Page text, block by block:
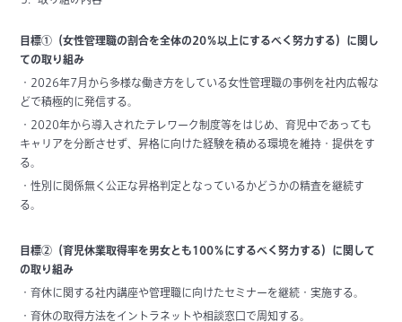
目標①（女性管理職の割合を全体の20％以上にするべく努力する）に関し
ての取り組み
・2026年7月から多様な働き方をしている女性管理職の事例を社内広報な
どで積極的に発信する。
・2020年から導入されたテレワーク制度等をはじめ、育児中であっても
キャリアを分断させず、昇格に向けた経験を積める環境を維持・提供をす
る。
・性別に関係無く公正な昇格判定となっているかどうかの精査を継続す
る。
目標②（育児休業取得率を男女とも100％にするべく努力する）に関して
の取り組み
・育休に関する社内講座や管理職に向けたセミナーを継続・実施する。
・育休の取得方法をイントラネットや相談窓口で周知する。